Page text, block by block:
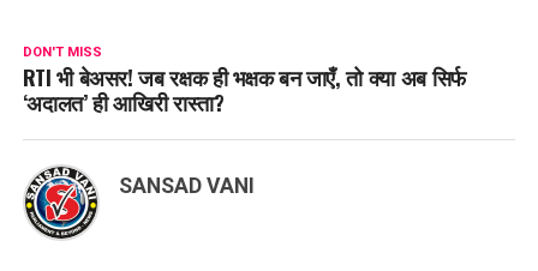
DON'T MISS
RTI भी बेअसर! जब रक्षक ही भक्षक बन जाएँ, तो क्या अब सिर्फ
‘अदालत’ ही आखिरी रास्ता?
SANSAD VANI